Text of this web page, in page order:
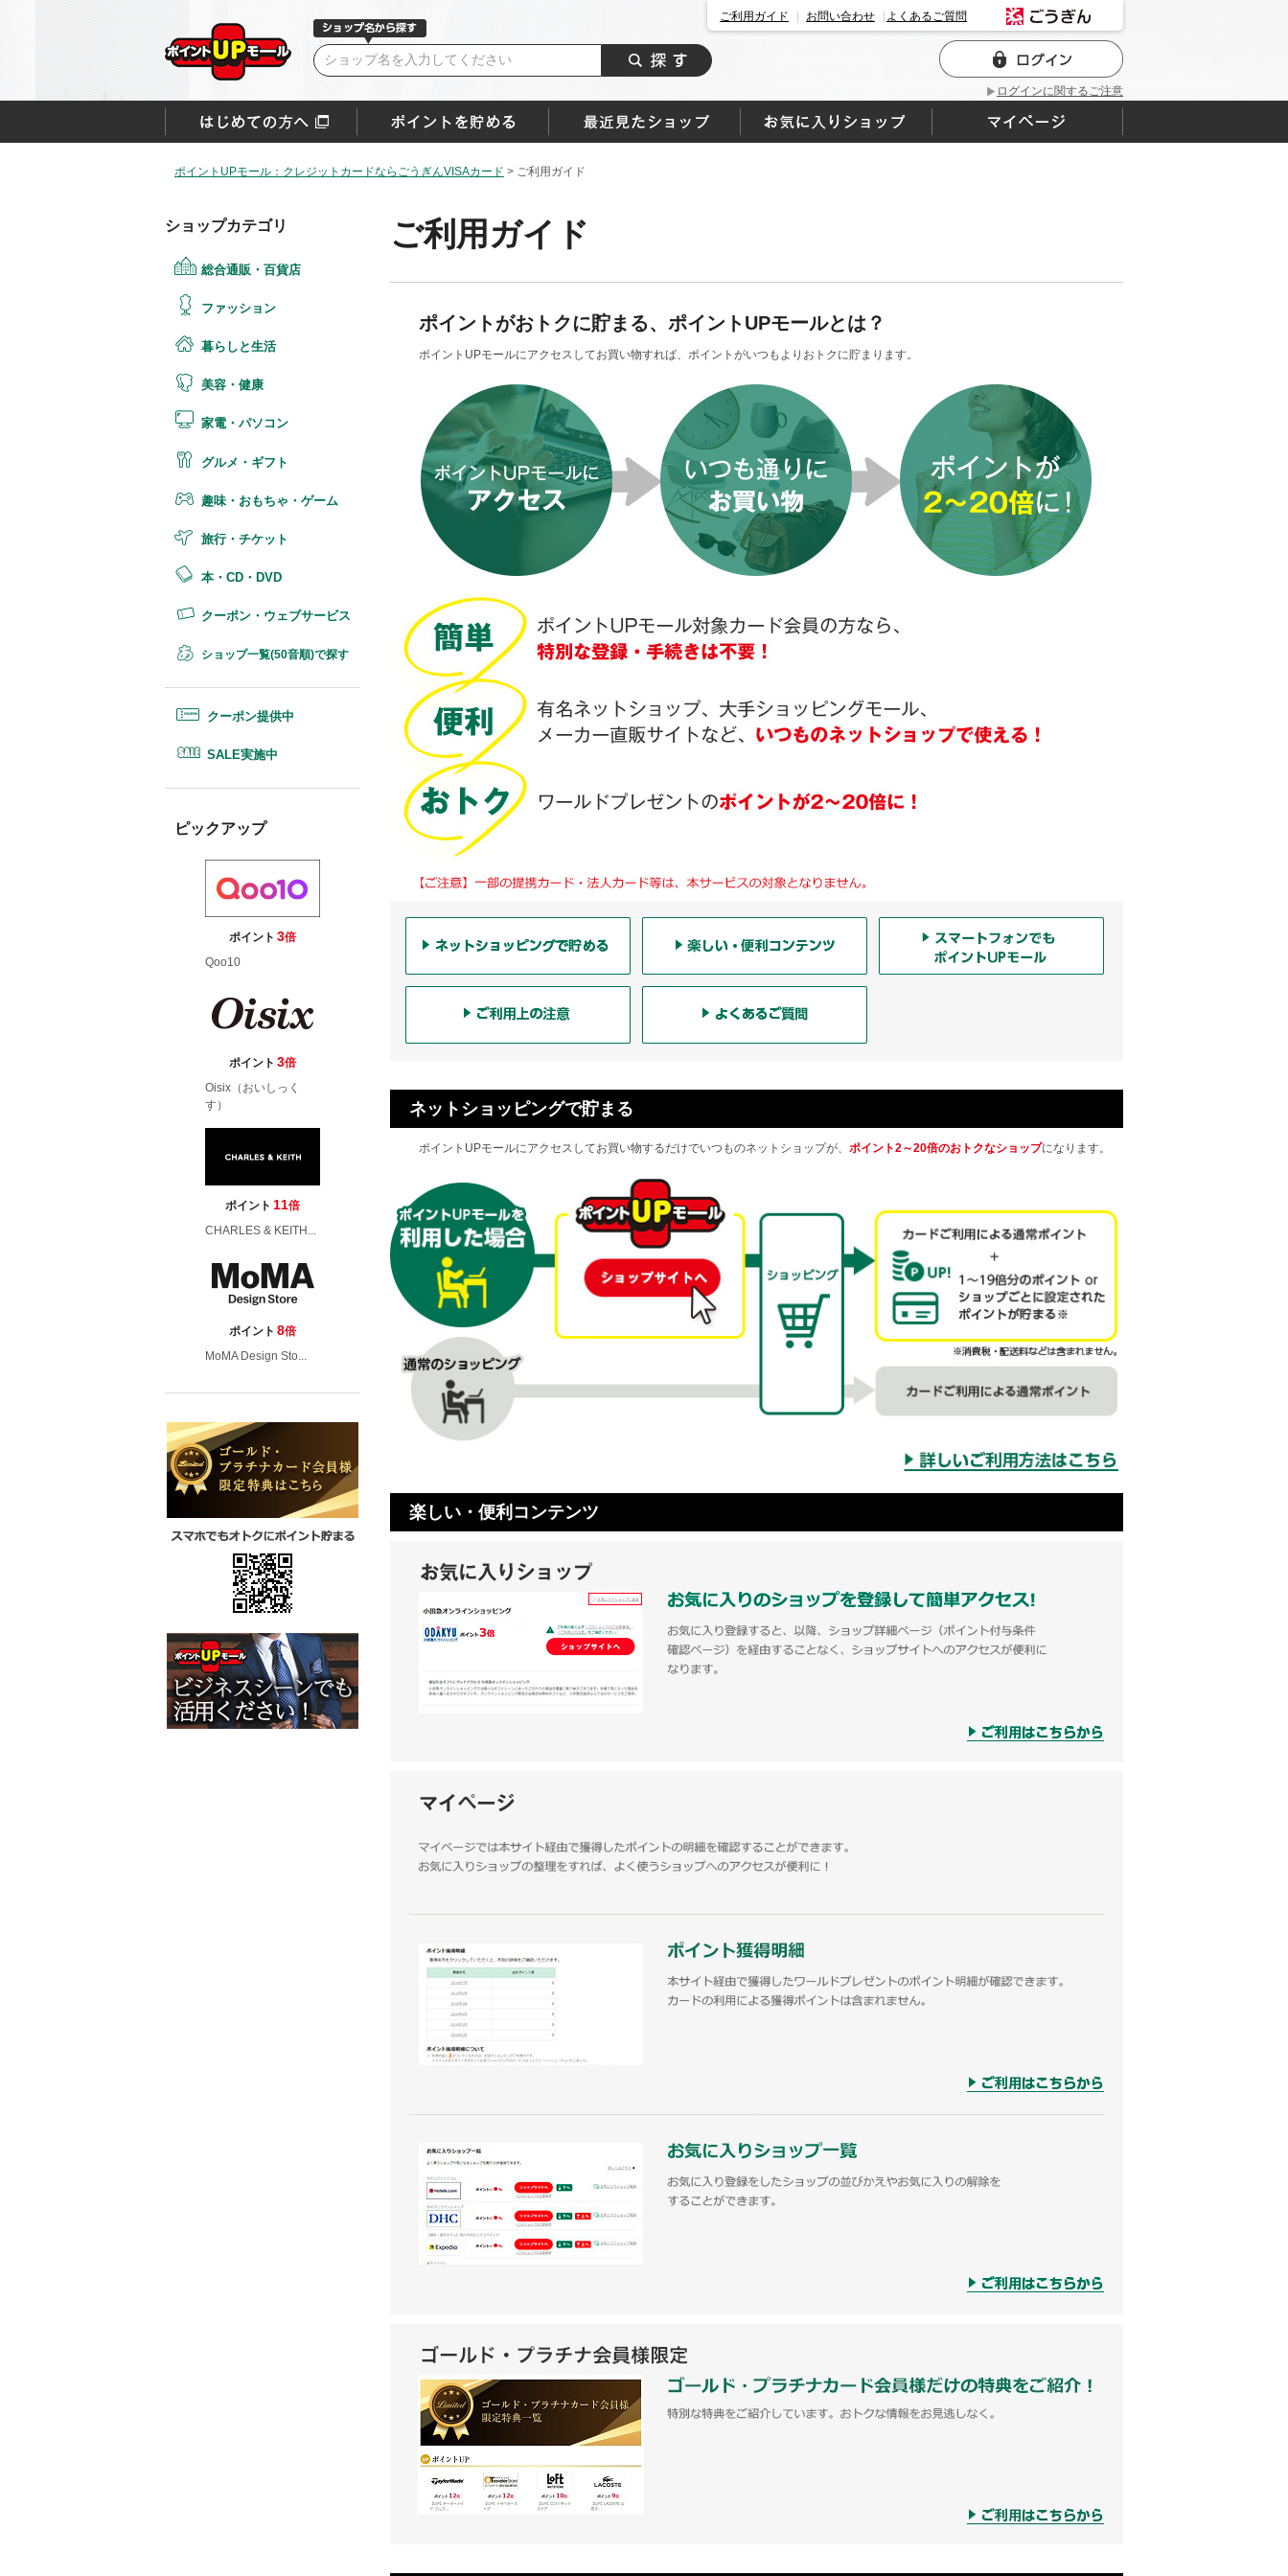
ログインに関するご注意
ご利用ガイド お問い合わせ よくあるご質問
ポイントUPモール：クレジットカードならごうぎんVISAカード > ご利用ガイド
ショップカテゴリ
総合通販・百貨店
ファッション
暮らしと生活
美容・健康
家電・パソコン
グルメ・ギフト
趣味・おもちゃ・ゲーム
旅行・チケット
本・CD・DVD
クーポン・ウェブサービス
ショップ一覧(50音順)で探す
クーポン提供中
SALE実施中
ピックアップ
ポイント 3倍
Qoo10
ポイント 3倍
Oisix（おいしっく
す）
ポイント 11倍
CHARLES & KEITH...
ポイント 8倍
MoMA Design Sto...
ご利用ガイド
ポイントがおトクに貯まる、ポイントUPモールとは？
ポイントUPモールにアクセスしてお買い物すれば、ポイントがいつもよりおトクに貯まります。
ネットショッピングで貯まる
ポイントUPモールにアクセスしてお買い物するだけでいつものネットショップが、 ポイント2～20倍のおトクなショップになります。
楽しい・便利コンテンツ